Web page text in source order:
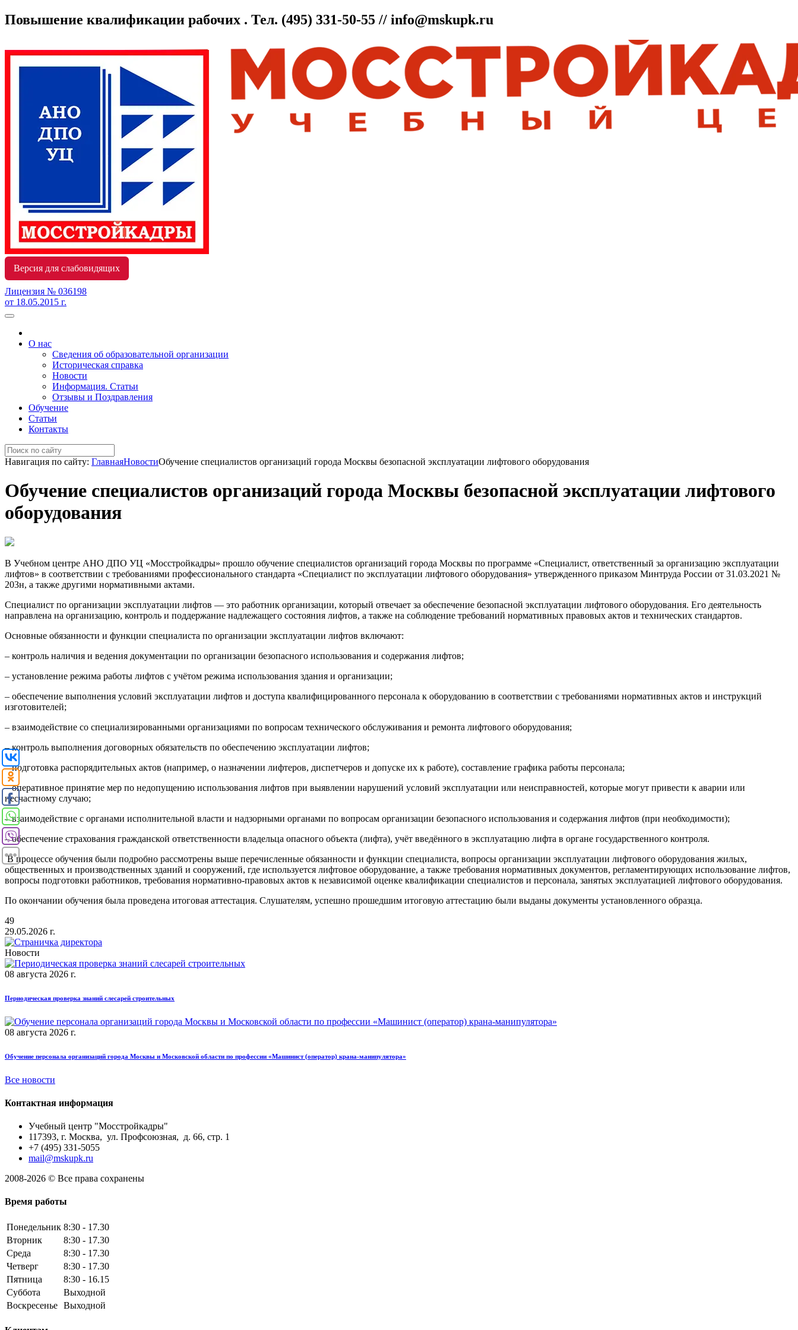
Повышение квалификации рабочих . Тел. (495) 331-50-55 // info@mskupk.ru
Версия для слабовидящих
Лицензия № 036198
от 18.05.2015 г.
О нас
Сведения об образовательной организации
Историческая справка
Новости
Информация. Статьи
Отзывы и Поздравления
Обучение
Статьи
Контакты
Навигация по сайту: ГлавнаяНовостиОбучение специалистов организаций города Москвы безопасной эксплуатации лифтового оборудования
Обучение специалистов организаций города Москвы безопасной эксплуатации лифтового
оборудования
В Учебном центре АНО ДПО УЦ «Мосстройкадры» прошло обучение специалистов организаций города Москвы по программе «Специалист, ответственный за организацию эксплуатации
лифтов» в соответствии с требованиями профессионального стандарта «Специалист по эксплуатации лифтового оборудования» утвержденного приказом Минтруда России от 31.03.2021 №
203н, а также другими нормативными актами.
Специалист по организации эксплуатации лифтов — это работник организации, который отвечает за обеспечение безопасной эксплуатации лифтового оборудования. Его деятельность
направлена на организацию, контроль и поддержание надлежащего состояния лифтов, а также на соблюдение требований нормативных правовых актов и технических стандартов.
Основные обязанности и функции специалиста по организации эксплуатации лифтов включают:
– контроль наличия и ведения документации по организации безопасного использования и содержания лифтов;
– установление режима работы лифтов с учётом режима использования здания и организации;
– обеспечение выполнения условий эксплуатации лифтов и доступа квалифицированного персонала к оборудованию в соответствии с требованиями нормативных актов и инструкций
изготовителей;
– взаимодействие со специализированными организациями по вопросам технического обслуживания и ремонта лифтового оборудования;
– контроль выполнения договорных обязательств по обеспечению эксплуатации лифтов;
– подготовка распорядительных актов (например, о назначении лифтеров, диспетчеров и допуске их к работе), составление графика работы персонала;
– оперативное принятие мер по недопущению использования лифтов при выявлении нарушений условий эксплуатации или неисправностей, которые могут привести к аварии или
несчастному случаю;
– взаимодействие с органами исполнительной власти и надзорными органами по вопросам организации безопасного использования и содержания лифтов (при необходимости);
– обеспечение страхования гражданской ответственности владельца опасного объекта (лифта), учёт введённого в эксплуатацию лифта в органе государственного контроля.
В процессе обучения были подробно рассмотрены выше перечисленные обязанности и функции специалиста, вопросы организации эксплуатации лифтового оборудования жилых,
общественных и производственных зданий и сооружений, где используется лифтовое оборудование, а также требования нормативных документов, регламентирующих использование лифтов,
вопросы подготовки работников, требования нормативно-правовых актов к независимой оценке квалификации специалистов и персонала, занятых эксплуатацией лифтового оборудования.
По окончании обучения была проведена итоговая аттестация. Слушателям, успешно прошедшим итоговую аттестацию были выданы документы установленного образца.
49
29.05.2026 г.
Новости
08 августа 2026 г.
Периодическая проверка знаний слесарей строительных
08 августа 2026 г.
Обучение персонала организаций города Москвы и Московской области по профессии «Машинист (оператор) крана-манипулятора»
Все новости
Контактная информация
Учебный центр "Мосстройкадры"
117393, г. Москва, ул. Профсоюзная, д. 66, стр. 1
+7 (495) 331-5055
mail@mskupk.ru
2008-2026 © Все права сохранены
Время работы
Понедельник 8:30 - 17.30
Вторник
8:30 - 17.30
Среда
8:30 - 17.30
Четверг
8:30 - 17.30
Пятница
8:30 - 16.15
Суббота
Выходной
Воскресенье Выходной